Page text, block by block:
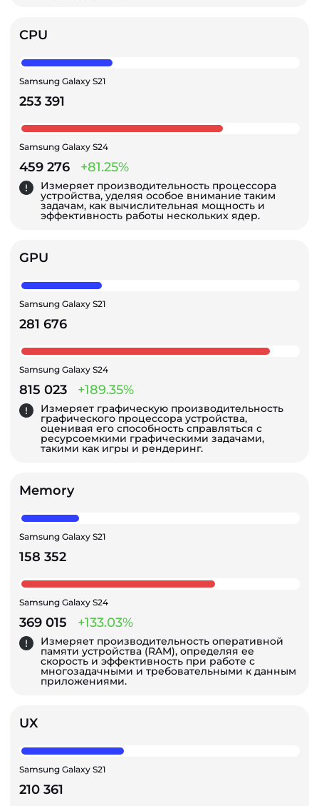
CPU
Samsung Galaxy S21
253 391
Samsung Galaxy S24
459 276 +81.25%
Измеряет производительность процессора
устройства, уделяя особое внимание таким
задачам, как вычислительная мощность и
эффективность работы нескольких ядер.
GPU
Samsung Galaxy S21
281 676
Samsung Galaxy S24
815 023 +189.35%
Измеряет графическую производительность
графического процессора устройства,
оценивая его способность справляться с
ресурсоемкими графическими задачами,
такими как игры и рендеринг.
Memory
Samsung Galaxy S21
158 352
Samsung Galaxy S24
369 015 +133.03%
Измеряет производительность оперативной
памяти устройства (RAM), определяя ее
скорость и эффективность при работе с
многозадачными и требовательными к данным
приложениями.
UX
Samsung Galaxy S21
210 361